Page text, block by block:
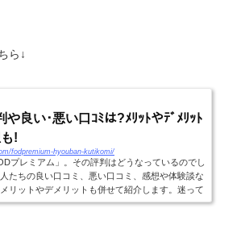
ら↓
や良い･悪い口ｺﾐは?ﾒﾘｯﾄやﾃﾞﾒﾘｯﾄ
!
fodpremium-hyouban-kutikomi/
プレミアム」。その評判はどうなっているのでし
たちの良い口コミ、悪い口コミ、感想や体験談な
リットやデメリットも併せて紹介します。迷って
てください！FODプレ...